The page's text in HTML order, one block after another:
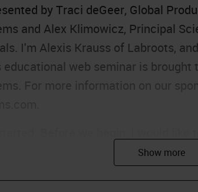
by Traci deGeer, Global
and Alex Klimowicz, Principal
I'm Alexis Krauss of Labroots,
educational web seminar is brought
For more information on our
encourage you to participate by
you want during the presentation.